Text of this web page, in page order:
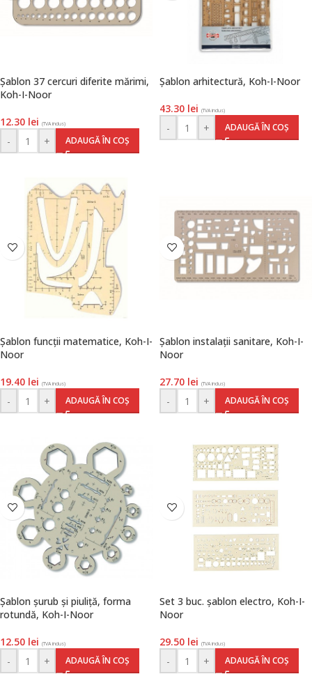
Șablon 37 cercuri diferite mărimi,
Koh-I-Noor
12.30 lei (TVA inclus)
- + ADAUGĂ ÎN COȘ
Șablon arhitectură, Koh-I-Noor
43.30 lei (TVA inclus)
- + ADAUGĂ ÎN COȘ
Șablon funcții matematice, Koh-I-
Noor
19.40 lei (TVA inclus)
- + ADAUGĂ ÎN COȘ
Șablon instalații sanitare, Koh-I-
Noor
27.70 lei (TVA inclus)
- + ADAUGĂ ÎN COȘ
Șablon șurub și piuliță, forma
rotundă, Koh-I-Noor
12.50 lei (TVA inclus)
- + ADAUGĂ ÎN COȘ
Set 3 buc. șablon electro, Koh-I-
Noor
29.50 lei (TVA inclus)
- + ADAUGĂ ÎN COȘ